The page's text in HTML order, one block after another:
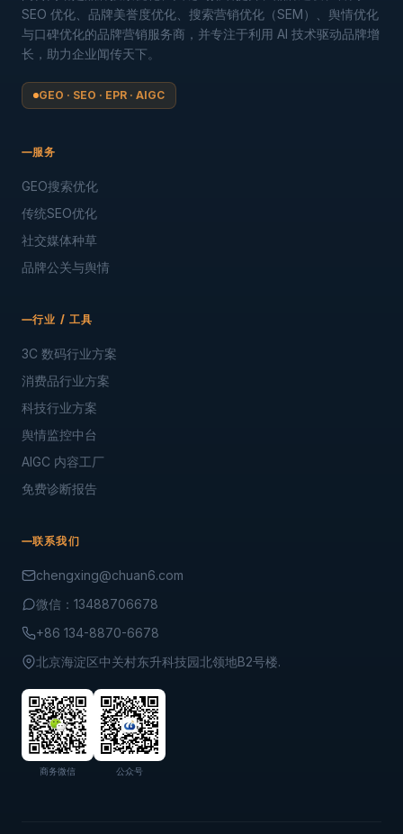
SEO 优化、品牌美誉度优化、搜索营销优化（SEM）、舆情优化
与口碑优化的品牌营销服务商，并专注于利用 AI 技术驱动品牌增
长，助力企业闻传天下。
GEO · SEO · EPR · AIGC
服务
GEO搜索优化
传统SEO优化
社交媒体种草
品牌公关与舆情
行业 / 工具
3C 数码行业方案
消费品行业方案
科技行业方案
舆情监控中台
AIGC 内容工厂
免费诊断报告
联系我们
chengxing@chuan6.com
微信：13488706678
+86 134-8870-6678
北京海淀区中关村东升科技园北领地B2号楼.
商务微信 公众号